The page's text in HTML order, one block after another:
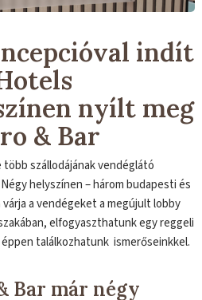
indít
nyílt meg
& Bar
szállodájának vendéglátó
helyszínen – három budapesti és
a vendégeket a megújult lobby
elfogyaszthatunk egy reggeli
találkozhatunk ismerőseinkkel.
Bar már négy